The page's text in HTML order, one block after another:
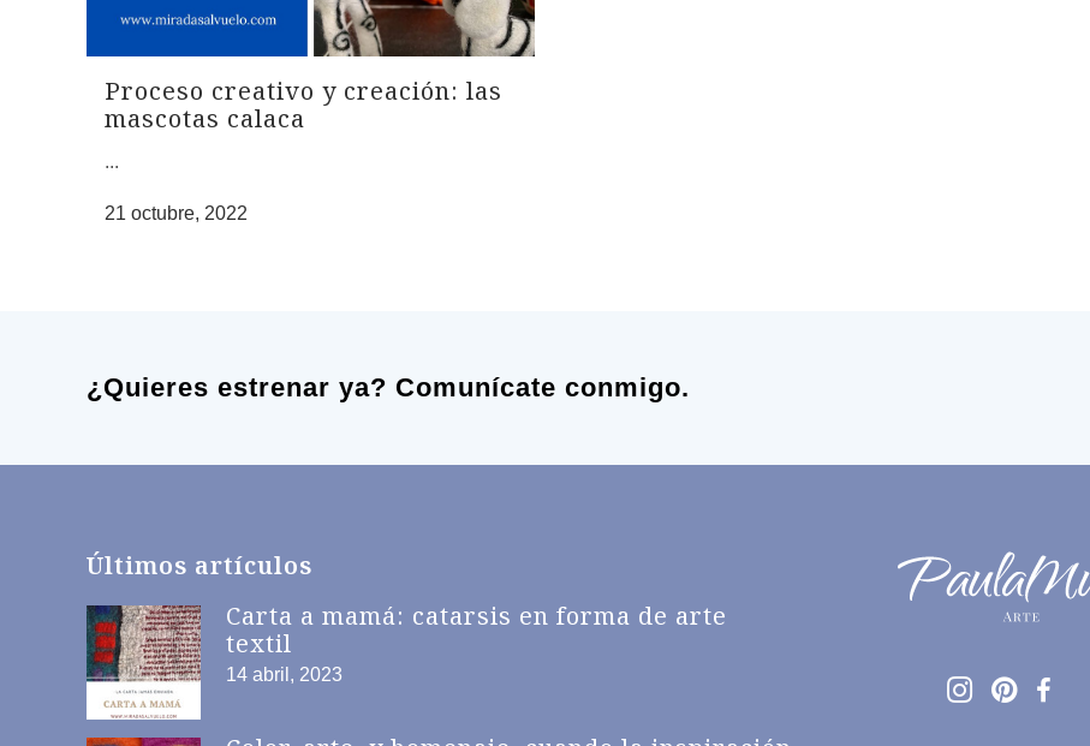
Proceso creativo y creación: las
mascotas calaca
...
21 octubre, 2022
¿Quieres estrenar ya? Comunícate conmigo.
Últimos artículos
Carta a mamá: catarsis en forma de arte
textil
14 abril, 2023